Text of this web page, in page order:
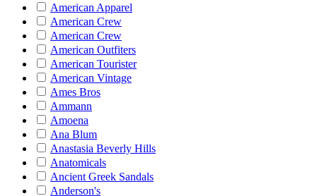
American Apparel
American Crew
American Crew
American Outfiters
American Tourister
American Vintage
Ames Bros
Ammann
Amoena
Ana Blum
Anastasia Beverly Hills
Anatomicals
Ancient Greek Sandals
Anderson's